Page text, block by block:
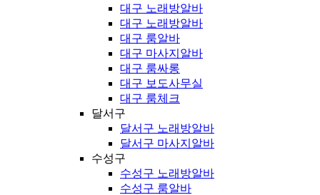
대구 노래방알바
대구 노래방알바
대구 룸알바
대구 마사지알바
대구 룸싸롱
대구 보도사무실
대구 룸체크
달서구
달서구 노래방알바
달서구 마사지알바
수성구
수성구 노래방알바
수성구 룸알바